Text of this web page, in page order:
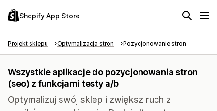
Shopify App Store
Projekt sklepu Optymalizacja stron Pozycjonowanie stron
Wszystkie aplikacje do pozycjonowania stron
(seo) z funkcjami testy a/b
Optymalizuj swój sklep i zwiększ ruch z